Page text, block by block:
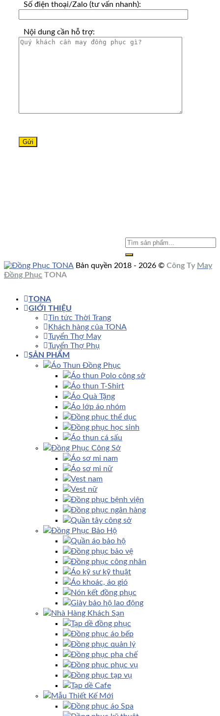
Số điện thoại/Zalo (tư vấn nhanh):
Nội dung cần hỗ trợ:
Bản quyền 2018 - 2026 © Công Ty May
Đồng Phục TONA
TONA
GIỚI THIỆU
Tin tức Thời Trang
Khách hàng của TONA
Tuyển Thợ May
Tuyển Thợ Phụ
SẢN PHẨM
Áo Thun Đồng Phục
Áo thun Polo công sở
Áo thun T-Shirt
Áo Quà Tặng
Áo lớp áo nhóm
Đồng phục thể dục
Đồng phục học sinh
Áo thun cá sấu
Đồng Phục Công Sở
Áo sơ mi nam
Áo sơ mi nữ
Vest nam
Vest nữ
Đồng phục bệnh viện
Đồng phục ngân hàng
Quần tây công sở
Đồng Phục Bảo Hộ
Quần áo bảo hộ
Đồng phục bảo vệ
Đồng phục công nhân
Áo kỹ sư kỹ thuật
Áo khoác, áo gió
Nón kết đồng phục
Giày bảo hộ lao động
Nhà Hàng Khách Sạn
Tạp dề đồng phục
Đồng phục áo bếp
Đồng phục quản lý
Đồng phục pha chế
Đồng phục phục vụ
Đồng phục tạp vụ
Tạp dề Cafe
Mẫu Thiết Kế Mới
Đồng phục áo Spa